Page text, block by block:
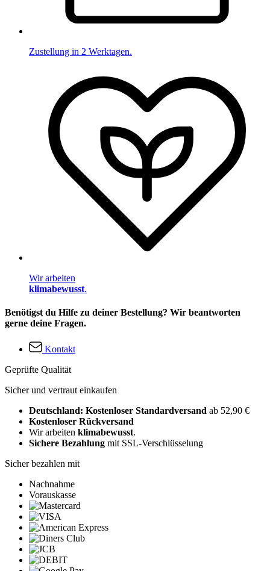
Zustellung in 2 Werktagen.
Wir arbeiten
klimabewusst.
Benötigst du Hilfe zu deiner Bestellung? Wir beantworten
gerne deine Fragen.
Kontakt
Geprüfte Qualität
Sicher und vertraut einkaufen
Deutschland: Kostenloser Standardversand ab 52,90 €
Kostenloser Rückversand
Wir arbeiten klimabewusst.
Sichere Bezahlung mit SSL-Verschlüsselung
Sicher bezahlen mit
Nachnahme
Vorauskasse